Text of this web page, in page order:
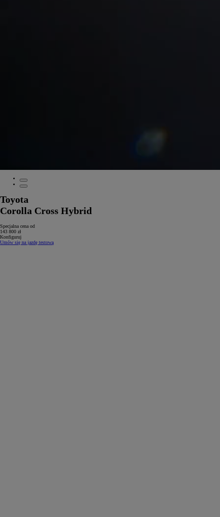
Toyota
Corolla Cross Hybrid
Specjalna cena od
143 800 zł
Konfiguruj
Umów się na jazdę testową